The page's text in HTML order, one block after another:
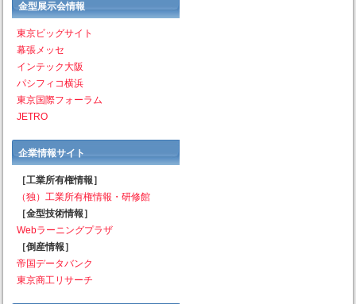
金型展示会情報
東京ビッグサイト
幕張メッセ
インテック大阪
パシフィコ横浜
東京国際フォーラム
JETRO
企業情報サイト
［工業所有権情報］
（独）工業所有権情報・研修館
［金型技術情報］
Webラーニングプラザ
［倒産情報］
帝国データバンク
東京商工リサーチ